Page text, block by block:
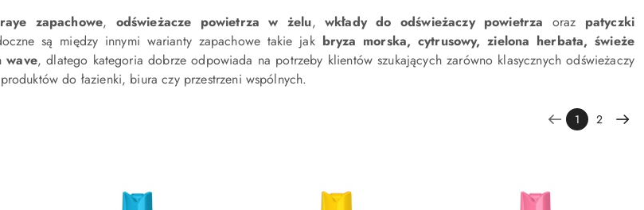
zapachowe, odświeżacze powietrza w żelu, wkłady do odświeżaczy powietrza oraz patyczki
są między innymi warianty zapachowe takie jak bryza morska, cytrusowy, zielona herbata, świeże
wave, dlatego kategoria dobrze odpowiada na potrzeby klientów szukających zarówno klasycznych odświeżaczy
do łazienki, biura czy przestrzeni wspólnych.
1 2